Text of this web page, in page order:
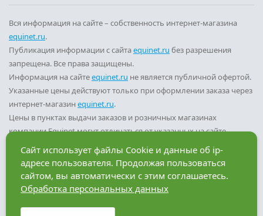
Вся информация на сайте – собственность интернет-магазина
equinet.ru.
Публикация информации с сайтаequinet.ru без разрешения
запрещена. Все права защищены.
Информация на сайтеequinet.ru не является публичной офертой.
Указанные цены действуют только при оформлении заказа через
интернет-магазин equinet.ru.
Цены в пунктах выдачи заказов и розничных магазинах
компании Equinet могут отличаться от указанных на сайте.
Вы принимаете условия
политики конфиденциальности
пользовательского соглашения
каждый раз, когда оставляете
свои данные в любой форме обратной связи на сайте
Разработка сайта — компания «Факт»
Сайт использует файлы Cookie и данные об ip-
адресе пользователя. Продолжая пользоваться
сайтом, вы автоматически с этим соглашаетесь.
Обработка персональных данных